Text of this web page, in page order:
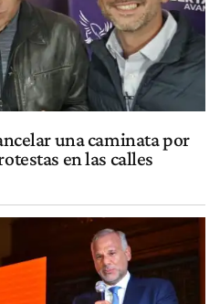
una caminata por
en las calles